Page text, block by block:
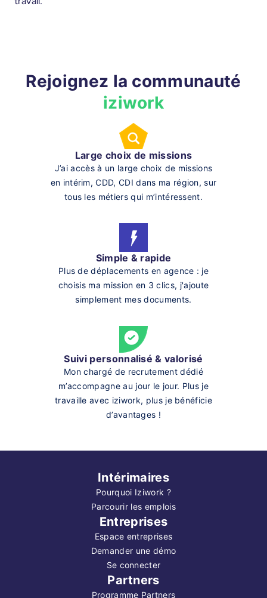
Rejoignez la communauté
iziwork
Large choix de missions
J’ai accès à un large choix de missions
en intérim, CDD, CDI dans ma région, sur
tous les métiers qui m’intéressent.
Simple & rapide
Plus de déplacements en agence : je
choisis ma mission en 3 clics, j'ajoute
simplement mes documents.
Suivi personnalisé & valorisé
Mon chargé de recrutement dédié
m’accompagne au jour le jour. Plus je
travaille avec iziwork, plus je bénéficie
d’avantages !
Intérimaires
Pourquoi Iziwork ?
Parcourir les emplois
Entreprises
Espace entreprises
Demander une démo
Se connecter
Partners
Programme Partners